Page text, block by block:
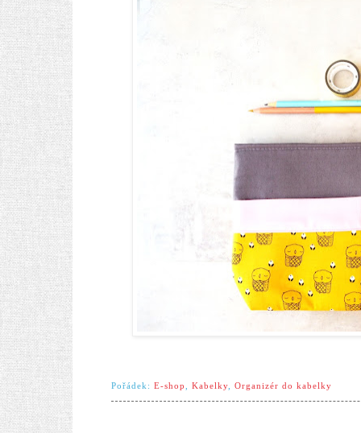
Pořádek: E-shop Kabelky Organizér do kabelky